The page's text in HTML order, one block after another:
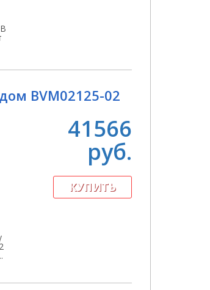
BVM02125-02
41566
руб.